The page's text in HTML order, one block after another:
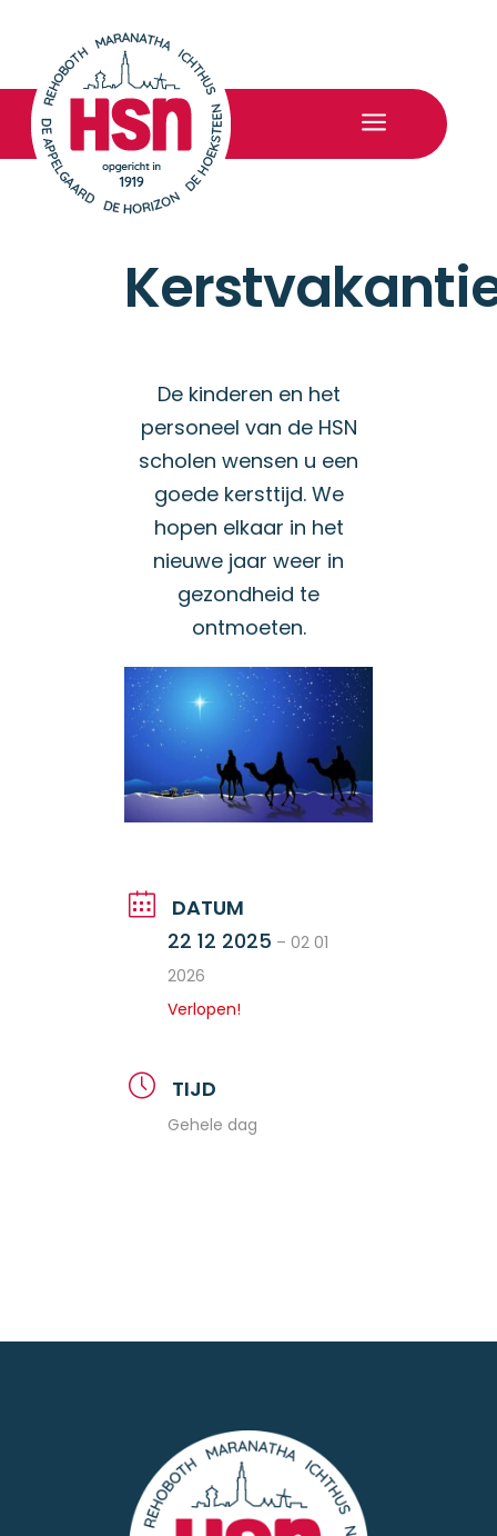
a
De kinderen en het
personeel van de HSN
scholen wensen u een
goede kersttijd. We
hopen elkaar in het
nieuwe jaar weer in
gezondheid te
ontmoeten.
DATUM
22 12 2025 – 02 01
2026
Verlopen!
TIJD
Gehele dag